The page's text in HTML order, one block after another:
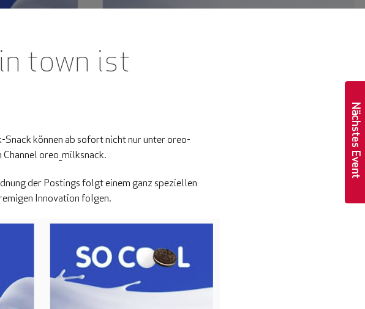
town ist
können ab sofort nicht nur unter oreo-
oreo_milksnack.
der Postings folgt einem ganz speziellen
Innovation folgen.
Nächstes Event